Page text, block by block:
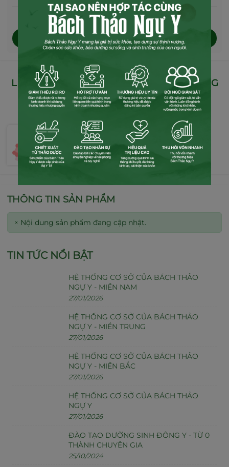
Hoặc
Chat hỗ trợ trực tuyến
Chat với chúng tôi
LỄ KÝ KẾT HỢP TÁC TRƯỜNG Y DƯỢC CỘNG
ĐỒNG
TINH HOA ĐÔNG Y CỔ TRUYỀN
NHẬP MÃ:
Sao chép Điều kiện
THÔNG TIN SẢN PHẨM
× Nội dung sản phẩm đang cập nhật.
TIN TỨC NỔI BẬT
HỆ THỐNG CƠ SỞ CỦA BÁCH THẢO
NGỰ Y - MIỀN NAM
27/01/2026
HỆ THỐNG CƠ SỞ CỦA BÁCH THẢO
NGỰ Y - MIỀN TRUNG
27/01/2026
HỆ THỐNG CƠ SỞ CỦA BÁCH THẢO
NGỰ Y - MIỀN BẮC
27/01/2026
HỆ THỐNG CƠ SỞ CỦA BÁCH THẢO
NGỰ Y
27/01/2026
ĐÀO TẠO DƯỠNG SINH ĐÔNG Y - TỪ 0
THÀNH CHUYÊN GIA
25/10/2024